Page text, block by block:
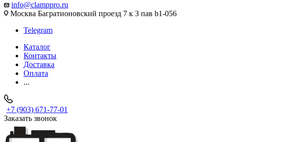
info@clamppro.ru
Москва Багратионовский проезд 7 к 3 пав b1-056
Telegram
Каталог
Контакты
Доставка
Оплата
...
+7 (903) 671-77-01
Заказать звонок